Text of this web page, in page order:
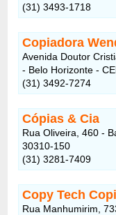
(31) 3493-1718
Copiadora
Avenida Doutor
- Belo Horizonte -
(31) 3492-7274
Cópias & Cia
Rua Oliveira, 460 -
30310-150
(31) 3281-7409
Copy Tech
Rua Manhumirim,